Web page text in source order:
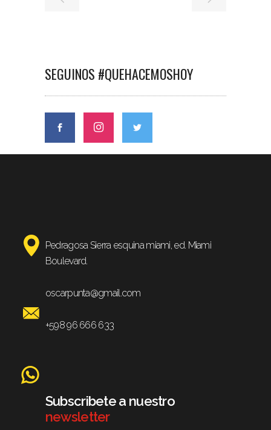
SEGUINOS #QUEHACEMOSHOY
Pedragosa Sierra esquina miami, ed. Miami
Boulevard.
oscarpunta@gmail.com
+598 96 666 633
Subscribete a nuestro
newsletter